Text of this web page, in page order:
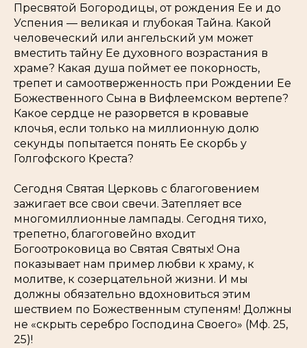
Пресвятой Богородицы, от рождения Ее и до
Успения — великая и глубокая Тайна. Какой
человеческий или ангельский ум может
вместить тайну Ее духовного возрастания в
храме? Какая душа поймет ее покорность,
трепет и самоотверженность при Рождении Ее
Божественного Сына в Вифлеемском вертепе?
Какое сердце не разорвется в кровавые
клочья, если только на миллионную долю
секунды попытается понять Ее скорбь у
Голгофского Креста?
Сегодня Святая Церковь с благоговением
зажигает все свои свечи. Затепляет все
многомиллионные лампады. Сегодня тихо,
трепетно, благоговейно входит
Богоотроковица во Святая Святых! Она
показывает нам пример любви к храму, к
молитве, к созерцательной жизни. И мы
должны обязательно вдохновиться этим
шествием по Божественным ступеням! Должны
не «скрыть серебро Господина Своего» (Мф. 25,
25)!